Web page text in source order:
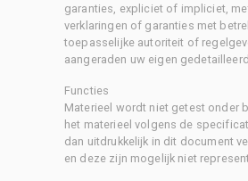
garanties, expliciet of impliciet,
verklaringen of garanties met
toepasselijke autoriteit of
aangeraden uw eigen
Functies
Materieel wordt niet getest onder
het materieel volgens de
dan uitdrukkelijk in dit document
en deze zijn mogelijk niet